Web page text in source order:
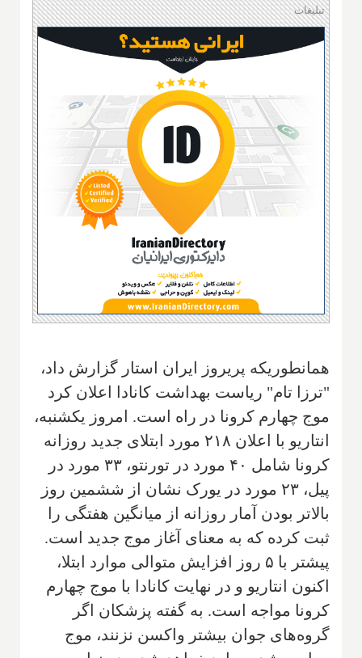
تبلیغات
همانطوریکه پریروز ایران استار گزارش داد،
"ترزا تام" ریاست بهداشت کانادا اعلان کرد
موج چهارم کرونا در راه است. امروز یکشنبه،
انتاریو با اعلان ۲۱۸ مورد ابتلای جدید روزانه
کرونا شامل ۴۰ مورد در تورنتو، ۳۳ مورد در
پیل، ۲۳ مورد در یورک نشان از ششمین روز
بالاتر بودن آمار روزانه از میانگین هفتگی را
ثبت کرده که به معنای آغاز موج جدید است.
پیشتر با ۵ روز افزایش متوالی موارد ابتلا،
اکنون انتاریو و در نهایت کانادا با موج چهارم
کرونا مواجه است. به گفته پزشکان اگر
گروه‌های جوان بیشتر واکسن نزنند، موج